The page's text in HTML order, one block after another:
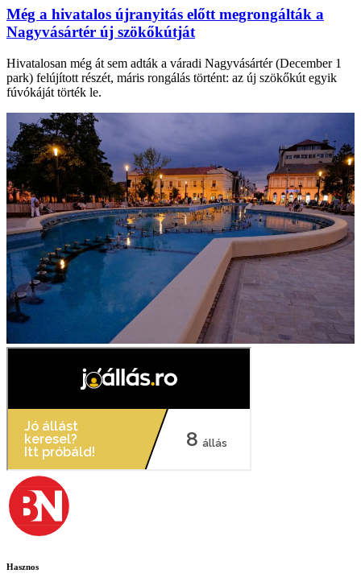
Még a hivatalos újranyitás előtt megrongálták a
Nagyvásártér új szökőkútját
Hivatalosan még át sem adták a váradi Nagyvásártér (December 1
park) felújított részét, máris rongálás történt: az új szökőkút egyik
fúvókáját törték le.
Hasznos